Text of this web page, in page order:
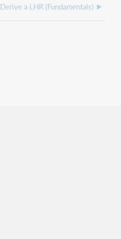
Derive a LHR (Fundamentals)